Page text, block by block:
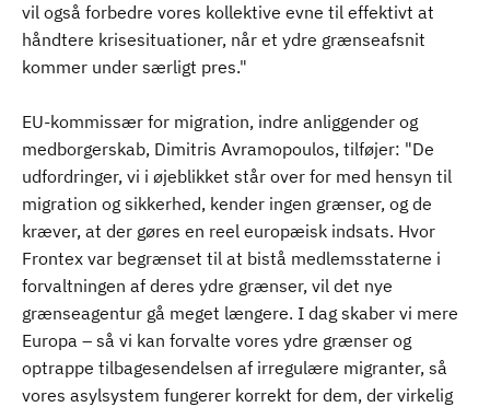
vil også forbedre vores kollektive evne til effektivt at
håndtere krisesituationer, når et ydre grænseafsnit
kommer under særligt pres."
EU-kommissær for migration, indre anliggender og
medborgerskab, Dimitris Avramopoulos, tilføjer: "De
udfordringer, vi i øjeblikket står over for med hensyn til
migration og sikkerhed, kender ingen grænser, og de
kræver, at der gøres en reel europæisk indsats. Hvor
Frontex var begrænset til at bistå medlemsstaterne i
forvaltningen af deres ydre grænser, vil det nye
grænseagentur gå meget længere. I dag skaber vi mere
Europa – så vi kan forvalte vores ydre grænser og
optrappe tilbagesendelsen af irregulære migranter, så
vores asylsystem fungerer korrekt for dem, der virkelig